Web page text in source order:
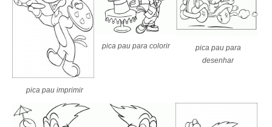
pica pau imprimir
pica pau para colorir
pica pau para
desenhar